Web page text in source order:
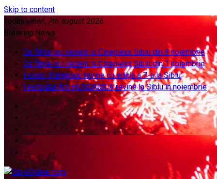
Skip to content
Today vineri, 7th august 2026
Breaking News
Ce filme noi vedem la Cineplexx Sibiu din 8 noiembrie
Ce filme noi vedem la Cineplexx Sibiu din 1 noiembrie
Fondul Științescu revine cu ediția a 7-a la Sibiu
Festivalul Ars HUNGARICA revine la Sibiu în noiembrie